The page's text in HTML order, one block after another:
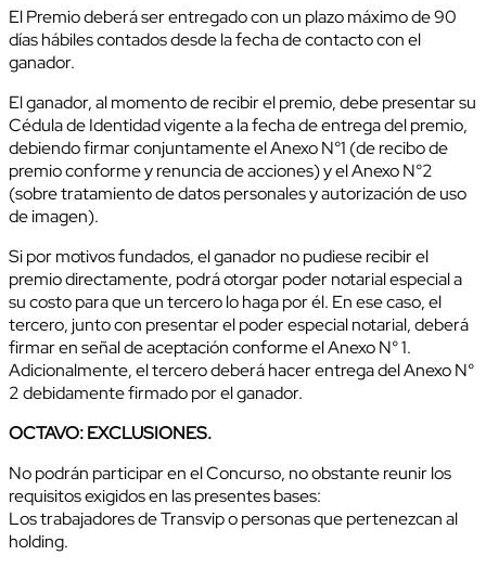
El Premio deberá ser entregado con un plazo máximo de 90
días hábiles contados desde la fecha de contacto con el
ganador.
El ganador, al momento de recibir el premio, debe presentar su
Cédula de Identidad vigente a la fecha de entrega del premio,
debiendo firmar conjuntamente el Anexo N°1 (de recibo de
premio conforme y renuncia de acciones) y el Anexo N°2
(sobre tratamiento de datos personales y autorización de uso
de imagen).
Si por motivos fundados, el ganador no pudiese recibir el
premio directamente, podrá otorgar poder notarial especial a
su costo para que un tercero lo haga por él. En ese caso, el
tercero, junto con presentar el poder especial notarial, deberá
firmar en señal de aceptación conforme el Anexo N° 1.
Adicionalmente, el tercero deberá hacer entrega del Anexo N°
2 debidamente firmado por el ganador.
OCTAVO: EXCLUSIONES.
No podrán participar en el Concurso, no obstante reunir los
requisitos exigidos en las presentes bases:
Los trabajadores de Transvip o personas que pertenezcan al
holding.